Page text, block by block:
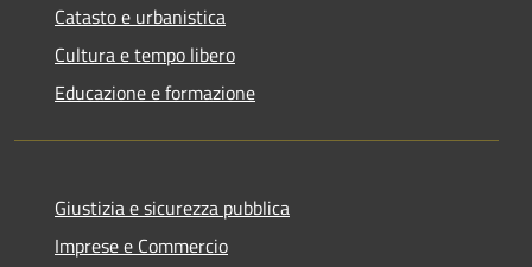
Catasto e urbanistica
Cultura e tempo libero
Educazione e formazione
Giustizia e sicurezza pubblica
Imprese e Commercio